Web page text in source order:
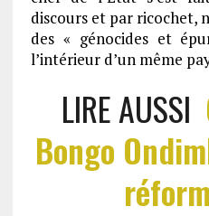
discours et par ricochet,
des « génocides et
l’intérieur d’un même
LIRE AUSSI
Bongo